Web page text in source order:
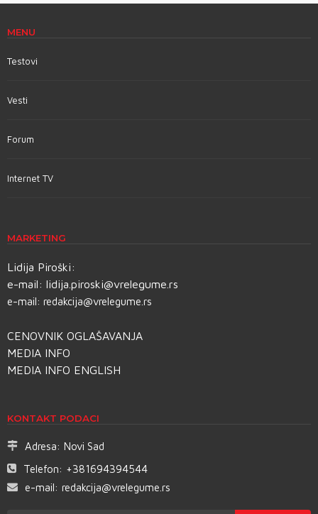
MENU
Testovi
Vesti
Forum
Internet TV
MARKETING
Lidija Piroški:
e-mail: lidija.piroski@vrelegume.rs
e-mail: redakcija@vrelegume.rs
CENOVNIK OGLAŠAVANJA
MEDIA INFO
MEDIA INFO ENGLISH
KONTAKT PODACI
Adresa: Novi Sad
Telefon: +381694394544
e-mail: redakcija@vrelegume.rs